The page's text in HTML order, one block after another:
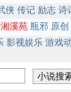
侠 传记 励志 诗
溪苑 瓶邪 原创
影视娱乐 游戏